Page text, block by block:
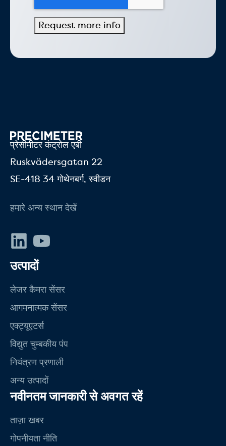
प्रेसीमीटर कंट्रोल एबी
Ruskvädersgatan 22
SE-418 34 गोथेनबर्ग, स्वीडन
हमारे अन्य स्थान देखें
Linkedin
उत्पादों
लेजर कैमरा सेंसर
आगमनात्मक सेंसर
एक्ट्यूएटर्स
विद्युत चुम्बकीय पंप
नियंत्रण प्रणाली
अन्य उत्पादों
नवीनतम जानकारी से अवगत रहें
ताज़ा खबर
गोपनीयता नीति